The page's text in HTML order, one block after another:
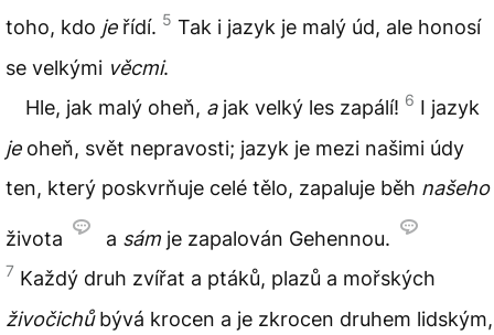
toho, kdo jeřídí. 5 Tak i jazyk je malý úd, ale honosí
se velkými věcmi.
Hle, jak malý oheň, ajak velký les zapálí! 6 I jazyk
jeoheň, svět nepravosti; jazyk je mezi našimi údy
ten, který poskvrňuje celé tělo, zapaluje běh našeho
života a sám je zapalován Gehennou.
7 Každý druh zvířat a ptáků, plazů a mořských
živočichůbývá krocen a je zkrocen druhem lidským,